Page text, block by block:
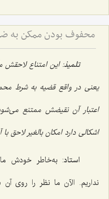
تلمیذ: این امتناع
یعنی در واقع قضیه به شرط
اعتبار آن نقیضش ممتنع
اشکالی دارد امکان بالغیر
استاد: به‌خاطر خودش ما
نداریم. الآن ما نظر را روی